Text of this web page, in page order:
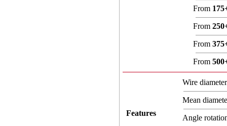
From
From
From
From
Features
Wire
Mean
Angle